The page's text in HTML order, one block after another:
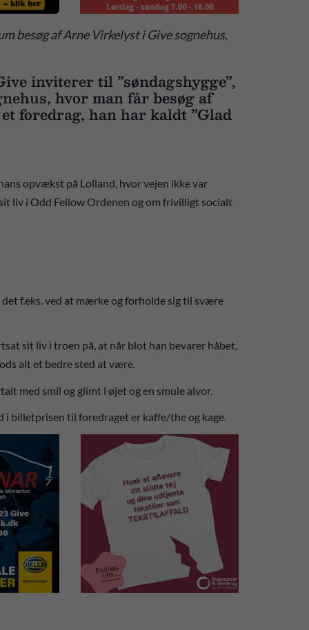
besøg af Arne Virkelyst i Give sognehus,
inviterer til ”søndagshygge”,
hvor man får besøg af
foredrag, han har kaldt ”Glad
opvækst på Lolland, hvor vejen ikke var
liv i Odd Fellow Ordenen og om frivilligt socialt
f.eks. ved at mærke og forholde sig til svære
sit liv i troen på, at når blot han bevarer håbet,
alt et bedre sted at være.
med smil og glimt i øjet og en smule alvor.
billetprisen til foredraget er kaffe/the og kage.